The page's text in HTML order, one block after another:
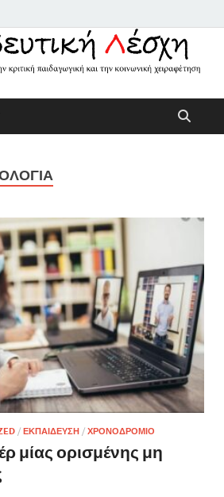
κριτική παιδαγωγική και την
κοινωνική χειραφέτηση
/ ΕΚΠΑΙΔΕΥΣΗ / ΧΡΟΝΟΔΡΟΜΙΟ
μίας ορισμένης μη